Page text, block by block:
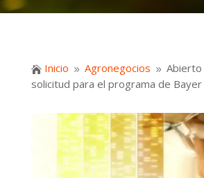
 Inicio 9 Agronegocios 9 Abierto
solicitud para el programa de